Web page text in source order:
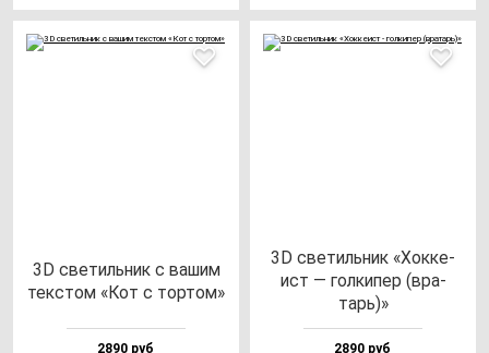
3D све­тиль­ник с ва­шим
тек­стом «Кот с тор­том»
2890 руб
3D све­тиль­ник «Хок­ке­
ист — гол­ки­пер (вра­
тарь)»
2890 руб